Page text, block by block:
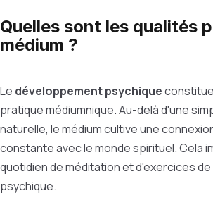
Quelles sont les qualités
médium ?
Le développement psychique
pratique médiumnique. Au-delà d'une
naturelle, le médium cultive une
constante avec le monde spirituel. Cela
quotidien de méditation et d'exercices
psychique.